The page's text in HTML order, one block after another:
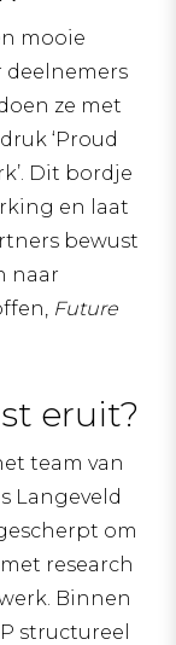
mooie
deelnemers
ze met
‘Proud
Dit bordje
en laat
bewust
naar
Future
eruit?
team van
Langeveld
om
research
Binnen
structureel